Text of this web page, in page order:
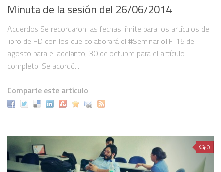
Minuta de la sesión del 26/06/2014
Acuerdos Se recordaron las fechas límite para los artículos del
libro de HD con los que colaborará el #SeminarioTF. 15 de
agosto para el adelanto, 30 de octubre para el artículo
completo. Se acordó...
Comparte este artículo
0